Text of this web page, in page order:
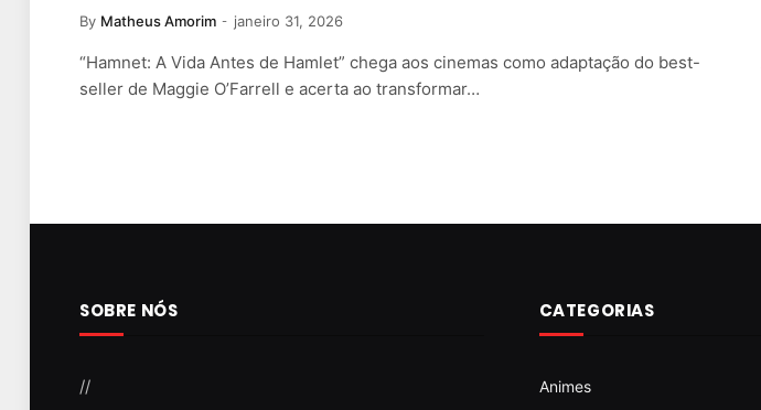
By Matheus Amorim janeiro 31, 2026
“Hamnet: A Vida Antes de Hamlet” chega aos cinemas como adaptação do best-
seller de Maggie O’Farrell e acerta ao transformar…
SOBRE NÓS
//
CATEGORIAS
Animes